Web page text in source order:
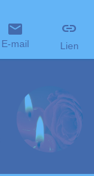
E-mail Lien